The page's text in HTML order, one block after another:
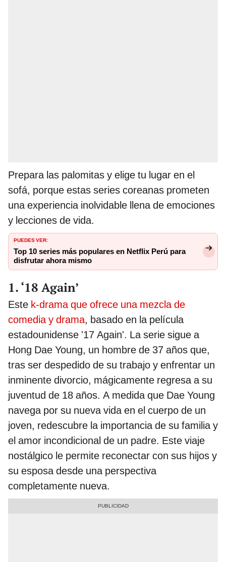
Prepara las palomitas y elige tu lugar en el
sofá, porque estas series coreanas prometen
una experiencia inolvidable llena de emociones
y lecciones de vida.
PUEDES VER:
Top 10 series más populares en Netflix Perú para
disfrutar ahora mismo
1. ‘18 Again’
Este k-drama que ofrece una mezcla de
comedia y drama, basado en la película
estadounidense '17 Again'. La serie sigue a
Hong Dae Young, un hombre de 37 años que,
tras ser despedido de su trabajo y enfrentar un
inminente divorcio, mágicamente regresa a su
juventud de 18 años. A medida que Dae Young
navega por su nueva vida en el cuerpo de un
joven, redescubre la importancia de su familia y
el amor incondicional de un padre. Este viaje
nostálgico le permite reconectar con sus hijos y
su esposa desde una perspectiva
completamente nueva.